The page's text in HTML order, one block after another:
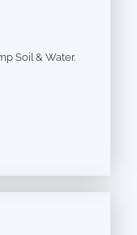
Soil & Water.